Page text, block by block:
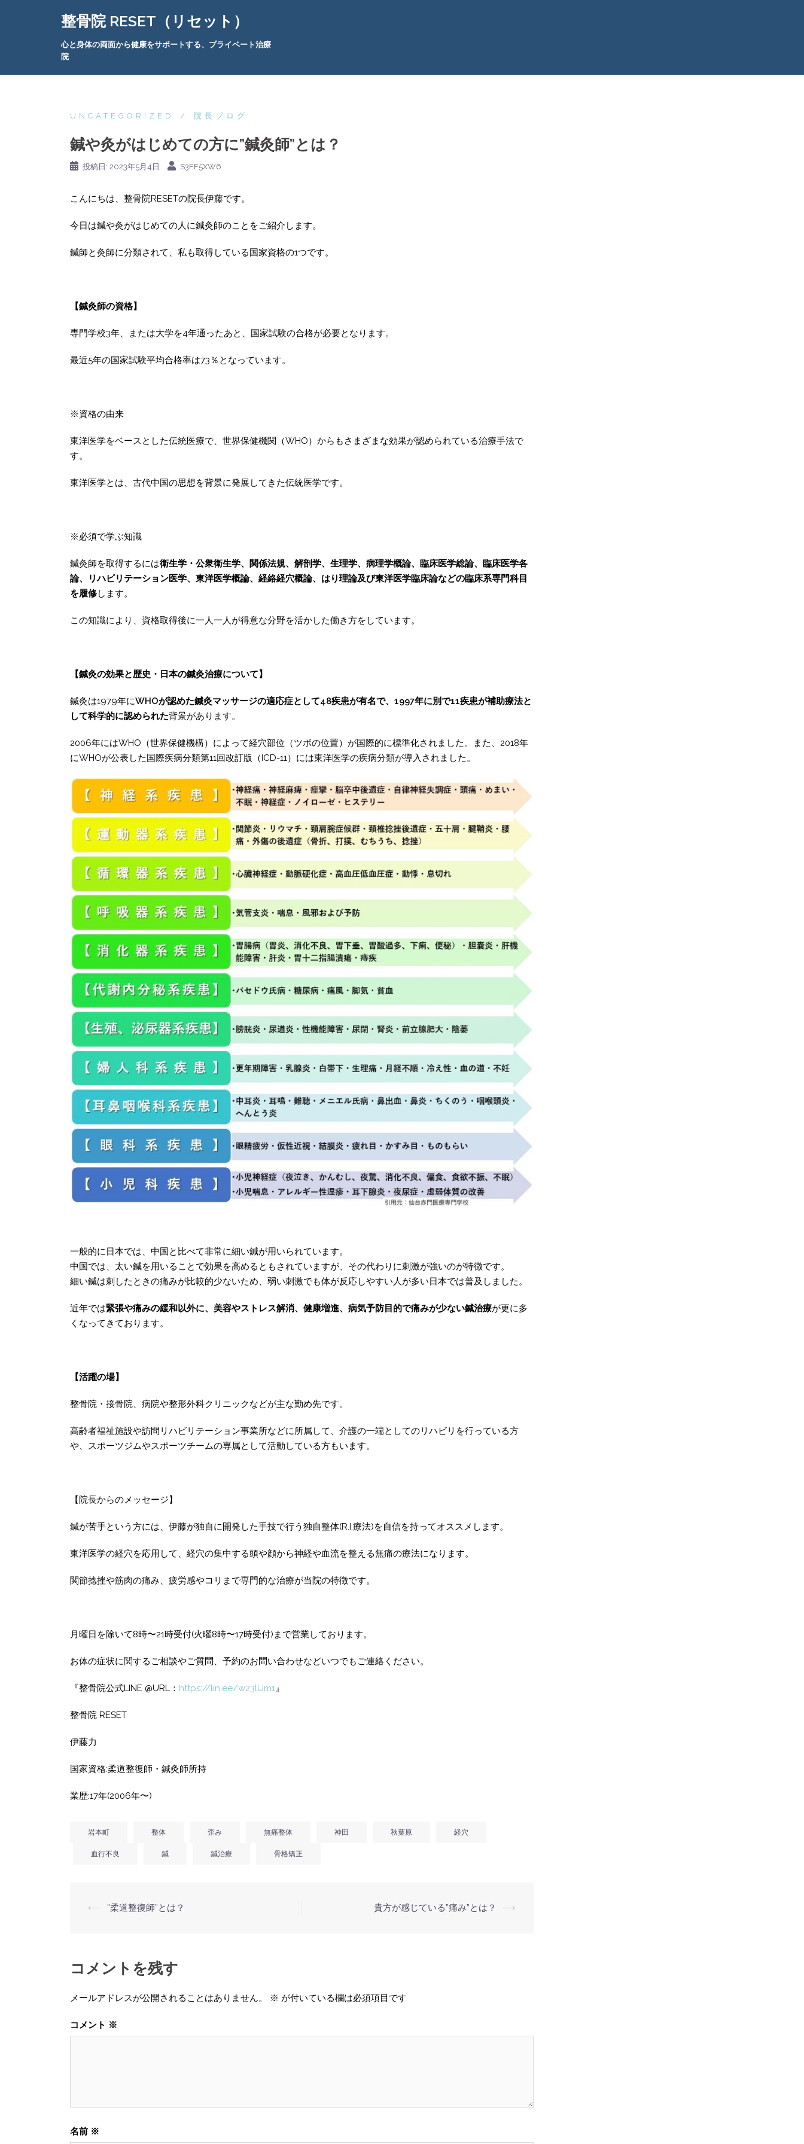
整骨院 RESET（リセット）
心と身体の両面から健康をサポートする、プライベート治療
院
UNCATEGORIZED 院長ブログ
鍼や灸がはじめての方に”鍼灸師”とは？
投稿日: 2023年5月4日 S3FF5XW6
こんにちは、整骨院RESETの院長伊藤です。
今日は鍼や灸がはじめての人に鍼灸師のことをご紹介します。
鍼師と灸師に分類されて、私も取得している国家資格の1つです。
【鍼灸師の資格】
専門学校3年、または大学を4年通ったあと、国家試験の合格が必要となります。
最近5年の国家試験平均合格率は73％となっています。
※資格の由来
東洋医学をベースとした伝統医療で、世界保健機関（WHO）からもさまざまな効果が認められている治療手法で
す。
東洋医学とは、古代中国の思想を背景に発展してきた伝統医学です。
※必須で学ぶ知識
鍼灸師を取得するには衛生学・公衆衛生学、関係法規、解剖学、生理学、病理学概論、臨床医学総論、臨床医学各
論、リハビリテーション医学、東洋医学概論、経絡経穴概論、はり理論及び東洋医学臨床論などの臨床系専門科目
を履修します。
この知識により、資格取得後に一人一人が得意な分野を活かした働き方をしています。
【鍼灸の効果と歴史・日本の鍼灸治療について】
鍼灸は1979年にWHOが認めた鍼灸マッサージの適応症として48疾患が有名で、1997年に別で11疾患が補助療法と
して科学的に認められた背景があります。
2006年にはWHO（世界保健機構）によって経穴部位（ツボの位置）が国際的に標準化されました。また、2018年
にWHOが公表した国際疾病分類第11回改訂版（ICD-11）には東洋医学の疾病分類が導入されました。
一般的に日本では、中国と比べて非常に細い鍼が用いられています。
中国では、太い鍼を用いることで効果を高めるともされていますが、その代わりに刺激が強いのが特徴です。
細い鍼は刺したときの痛みが比較的少ないため、弱い刺激でも体が反応しやすい人が多い日本では普及しました。
近年では緊張や痛みの緩和以外に、美容やストレス解消、健康増進、病気予防目的で痛みが少ない鍼治療が更に多
くなってきております。
【活躍の場】
整骨院・接骨院、病院や整形外科クリニックなどが主な勤め先です。
高齢者福祉施設や訪問リハビリテーション事業所などに所属して、介護の一端としてのリハビリを行っている方
や、スポーツジムやスポーツチームの専属として活動している方もいます。
【院長からのメッセージ】
鍼が苦手という方には、伊藤が独自に開発した手技で行う独自整体(R.I.療法)を自信を持ってオススメします。
東洋医学の経穴を応用して、経穴の集中する頭や顔から神経や血流を整える無痛の療法になります。
関節捻挫や筋肉の痛み、疲労感やコリまで専門的な治療が当院の特徴です。
月曜日を除いて8時〜21時受付(火曜8時〜17時受付)まで営業しております。
お体の症状に関するご相談やご質問、予約のお問い合わせなどいつでもご連絡ください。
『整骨院公式LINE @URL： https://lin.ee/w23lUm1』
整骨院 RESET
伊藤力
国家資格:柔道整復師・鍼灸師所持
業歴:17年(2006年〜)
岩本町 整体 歪み 無痛整体 神田 秋葉原 経穴
血行不良 鍼 鍼治療 骨格矯正
投
ゲ
シ
ョ
ン
⟵ ”柔道整復師”とは？ 貴方が感じている”痛み”とは？ ⟶
コメントを残す
メールアドレスが公開されることはありません。 ※ が付いている欄は必須項目です
コメント ※
名前 ※